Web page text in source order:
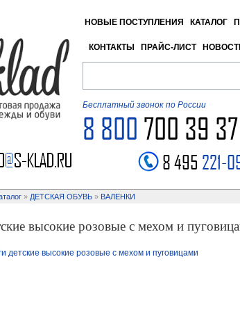
НОВЫЕ ПОСТУПЛЕНИЯ КАТАЛОГ
КОНТАКТЫ
ПРАЙС-ЛИСТ
Бесплатный звонок по России
8 800 700 39 37
8 495 221-
» ДЕТСКАЯ ОБУВЬ » ВАЛЕНКИ
высокие розовые с мехом и